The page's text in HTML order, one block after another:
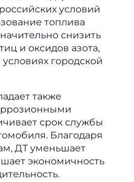
условий
топлива
снизить
и оксидов азота,
городской
также
срок службы
Благодаря
ДТ уменьшает
экономичность